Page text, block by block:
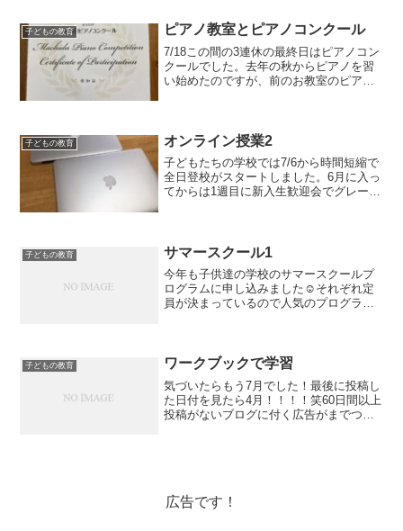
で申し込む予定のスポー...
子どもの教育 ピアノ教室とピアノコンクール
7/18この間の3連休の最終日はピアノコン
クールでした。去年の秋からピアノを習
い始めたのですが、前のお教室のピアノ
やつ)、のらりく...
子どもの教育 オンライン授業2
子どもたちの学校では7/6から時間短縮で
全日登校がスタートしました。6月に入っ
てからは1週目に新入生歓迎会でグレース
日の週3...
子どもの教育 サマースクール1
今年も子供達の学校のサマースクールプ
ログラムに申し込みました☺︎それぞれ定
員が決まっているので人気のプログラム
の具を塗ってエコバッグ...
子どもの教育 ワークブックで学習
気づいたらもう7月でした！最後に投稿し
た日付を見たら4月！！！！笑60日間以上
投稿がないブログに付く広告がまでつい
広告です！